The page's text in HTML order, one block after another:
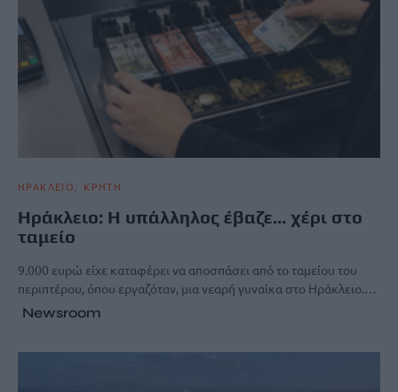
ΗΡΑΚΛΕΙΟ ΚΡΗΤΗ
Ηράκλειο: Η υπάλληλος έβαζε… χέρι στο
ταμείο
9.000 ευρώ είχε καταφέρει να αποσπάσει από το ταμείου του
περιπτέρου, όπου εργαζόταν, μια νεαρή γυναίκα στο Ηράκλειο.…
Newsroom